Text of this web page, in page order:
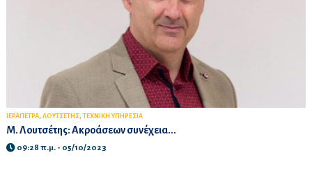
ΙΕΡΑΠΕΤΡΑ, ΛΟΥΤΣΕΤΗΣ, ΤΕΧΝΙΚΗ ΥΠΗΡΕΣΙΑ
Μ. Λουτσέτης: Ακροάσεων συνέχεια...
09:28 π.μ. - 05/10/2023